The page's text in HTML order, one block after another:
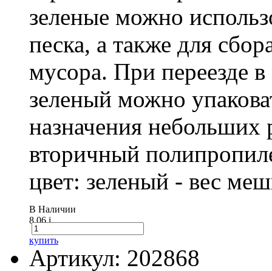
зеленые можно
песка, а также для
мусора. При переезде
зеленый можно
назначения небольших
вторичный
цвет: зеленый - вес
В Наличии
8.06i
купить
Артикул: 202868